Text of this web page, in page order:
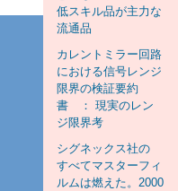
低スキル品が主力な
流通品
カレントミラー回路
における信号レンジ
限界の検証要約
書 ： 現実のレン
ジ限界考
シグネックス社の
すべてマスターフィ
ルムは燃えた。2000